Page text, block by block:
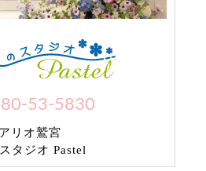
53-5830
アリオ鷲宮
タジオ Pastel